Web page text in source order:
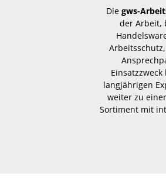
Die gws-
der Arbeit,
langjährigen
weiter zu
Sortiment mit